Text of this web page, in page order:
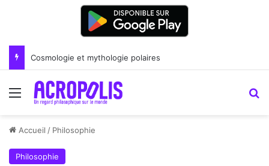
Renoir : la peinture comme un art du lien
Menu
Accueil / Philosophie
Philosophie